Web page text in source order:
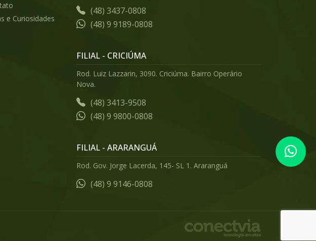
e Curiosidades
(48) 3437-0808
(48) 9 9189-0808
FILIAL - CRICIÚMA
Rod. Luiz Lazzarin, 3090. Criciúma. Bairro Operário
Nova.
(48) 3413-9508
(48) 9 9800-0808
FILIAL - ARARANGUÁ
Rod. Gov. Jorge Lacerda, 145- SL 1. Araranguá
(48) 9 9146-0808